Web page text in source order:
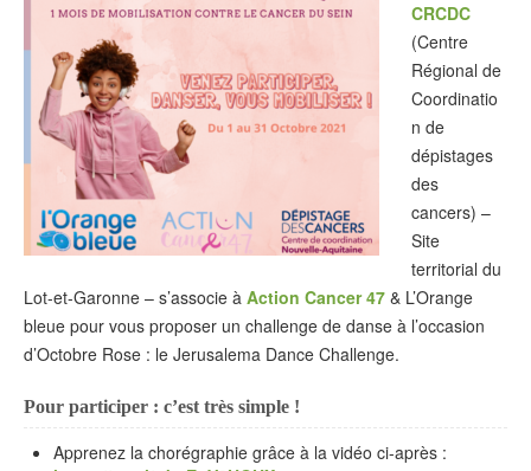
CRCDC
(Centre
Régional de
Coordinatio
n de
dépistages
des
cancers) –
Site
territorial du
Lot-et-Garonne – s’associe à Action Cancer 47 & L’Orange
bleue pour vous proposer un challenge de danse à l’occasion
d’Octobre Rose : le Jerusalema Dance Challenge.
Pour participer : c’est très simple !
Apprenez la chorégraphie grâce à la vidéo ci-après :